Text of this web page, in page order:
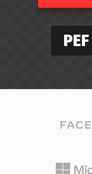
PEF